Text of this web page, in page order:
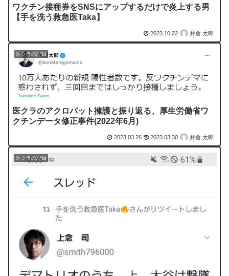
ワクチン接種券をSNSにアップするだけで炎上する男
【手を洗う救急医Taka】
2023.10.22 井倉 太郎
医クラの記録
医クラのアクロバット擁護と振り返る、厚生労働省ワ
クチンデータ修正事件(2022年6月)
2023.03.26 2023.03.30 井倉 太郎
医クラの記録